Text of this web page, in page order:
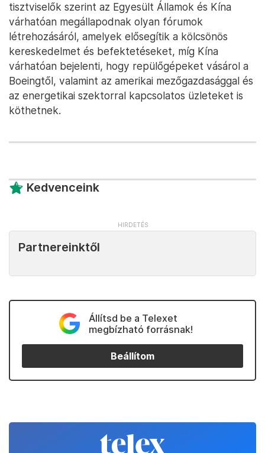
tisztviselők szerint az Egyesült Államok és Kína
várhatóan megállapodnak olyan fórumok
létrehozásáról, amelyek elősegítik a kölcsönös
kereskedelmet és befektetéseket, míg Kína
várhatóan bejelenti, hogy repülőgépeket vásárol a
Boeingtől, valamint az amerikai mezőgazdasággal és
az energetikai szektorral kapcsolatos üzleteket is
köthetnek.
Kedvenceink
Partnereinktől
Állítsd be a Telexet
megbízható forrásnak!
Beállítom